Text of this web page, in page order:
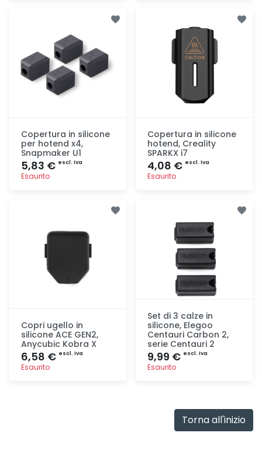
Copertura in silicone
per hotend x4,
Snapmaker U1
5,83 € escl. Iva
Esaurito
Copertura in silicone
hotend, Creality
SPARKX i7
4,08 € escl. Iva
Esaurito
Copri ugello in
silicone ACE GEN2,
Anycubic Kobra X
6,58 € escl. Iva
Esaurito
Set di 3 calze in
silicone, Elegoo
Centauri Carbon 2,
serie Centauri 2
9,99 € escl. Iva
Esaurito
Torna all'inizio